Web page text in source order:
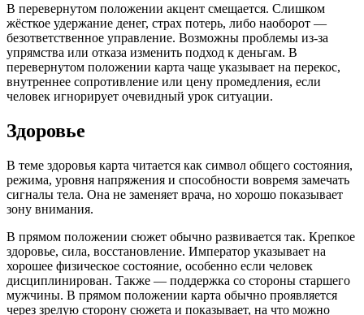
В перевернутом положении акцент смещается. Слишком
жёсткое удержание денег, страх потерь, либо наоборот —
безответственное управление. Возможны проблемы из-за
упрямства или отказа изменить подход к деньгам. В
перевернутом положении карта чаще указывает на перекос,
внутреннее сопротивление или цену промедления, если
человек игнорирует очевидный урок ситуации.
Здоровье
В теме здоровья карта читается как символ общего состояния,
режима, уровня напряжения и способности вовремя замечать
сигналы тела. Она не заменяет врача, но хорошо показывает
зону внимания.
В прямом положении сюжет обычно развивается так. Крепкое
здоровье, сила, восстановление. Император указывает на
хорошее физическое состояние, особенно если человек
дисциплинирован. Также — поддержка со стороны старшего
мужчины. В прямом положении карта обычно проявляется
через зрелую сторону сюжета и показывает, на что можно